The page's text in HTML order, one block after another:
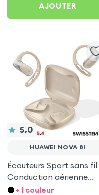
AJOUTER
5.0
HUAWEI NOVA 8I
Écouteurs Sport sans fil
Conduction aérienne
Swissten Run Beige pour
+ 1 couleur